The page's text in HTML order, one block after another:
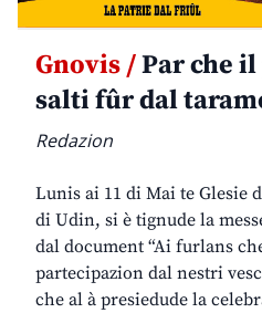
Gnovis /Par che
salti fûr dal
Redazion
Lunis ai 11 di Mai te Glesie
di Udin, si è tignude la
dal document “Ai furlans
partecipazion dal nestri
che al à presiedude la